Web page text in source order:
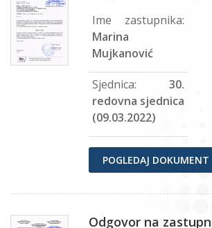
Ime zastupnika:
Marina
Mujkanović
Sjednica: 30.
redovna sjednica
(09.03.2022)
POGLEDAJ DOKUMENT
Odgovor na